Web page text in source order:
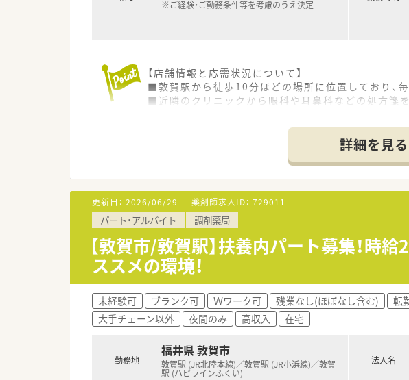
※ご経験・ご勤務条件等を考慮のうえ決定
【店舗情報と応需状況について】
■敦賀駅から徒歩10分ほどの場所に位置しており、
■近隣のクリニックから眼科や耳鼻科などの処方箋
■福井県敦賀市内に4店舗を展開し、創業から80年
■代表ご自身も現場に入って気さくにコミュニケー
■地域への貢献を最優先に考えて採算度外視の設備
【職場環境と雰囲気】
■正社員1名とパート10名が在籍し、日々2名から3
■薬剤師と事務スタッフがしっかりと連携を取り合
■充実した設備環境の中で落ち着いて業務を進める
詳細を見る
更新日： 2026/06/29 薬剤師求人ID： 729011
パート・アルバイト 調剤薬局
【敦賀市/敦賀駅】扶養内パート募集！
ススメの環境！
未経験可 ブランク可 Ｗワーク可 残業なし(ほぼなし含む) 転
大手チェーン以外
夜間のみ 高収入 在宅
勤務地
福井県 敦賀市
敦賀駅 (JR北陸本線)／敦賀駅 (JR小浜線)／敦賀
駅 (ハピラインふくい)
法人名